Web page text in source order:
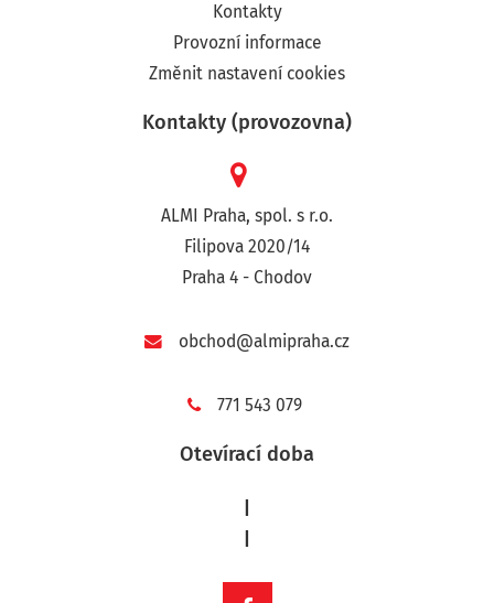
Kontakty
Provozní informace
Změnit nastavení cookies
Kontakty (provozovna)
ALMI Praha, spol. s r.o.
Filipova 2020/14
Praha 4 - Chodov
obchod@almipraha.cz
771 543 079
Otevírací doba